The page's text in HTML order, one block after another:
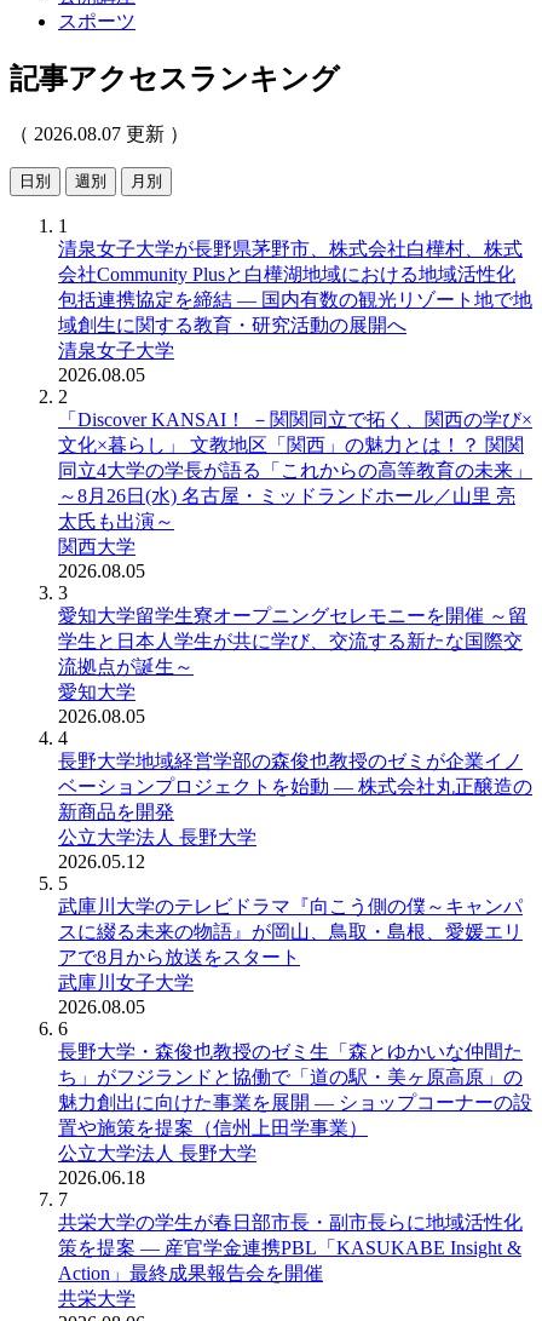
スポーツ
記事アクセスランキング
（ 2026.08.07 更新 ）
日別 週別 月別
1
清泉女子大学が長野県茅野市、株式会社白樺村、株式
会社Community Plusと白樺湖地域における地域活性化
包括連携協定を締結 ― 国内有数の観光リゾート地で地
域創生に関する教育・研究活動の展開へ
清泉女子大学
2026.08.05
2
「Discover KANSAI！ －関関同立で拓く、関西の学び×
文化×暮らし」 文教地区「関西」の魅力とは！？ 関関
同立4大学の学長が語る「これからの高等教育の未来」
～8月26日(水) 名古屋・ミッドランドホール／山里 亮
太氏も出演～
関西大学
2026.08.05
3
愛知大学留学生寮オープニングセレモニーを開催 ～留
学生と日本人学生が共に学び、交流する新たな国際交
流拠点が誕生～
愛知大学
2026.08.05
4
長野大学地域経営学部の森俊也教授のゼミが企業イノ
ベーションプロジェクトを始動 ― 株式会社丸正醸造の
新商品を開発
公立大学法人 長野大学
2026.05.12
5
武庫川大学のテレビドラマ『向こう側の僕～キャンパ
スに綴る未来の物語』が岡山、鳥取・島根、愛媛エリ
アで8月から放送をスタート
武庫川女子大学
2026.08.05
6
長野大学・森俊也教授のゼミ生「森とゆかいな仲間た
ち」がフジランドと協働で「道の駅・美ヶ原高原」の
魅力創出に向けた事業を展開 ― ショップコーナーの設
置や施策を提案（信州上田学事業）
公立大学法人 長野大学
2026.06.18
7
共栄大学の学生が春日部市長・副市長らに地域活性化
策を提案 ― 産官学金連携PBL「KASUKABE Insight &
Action」最終成果報告会を開催
共栄大学